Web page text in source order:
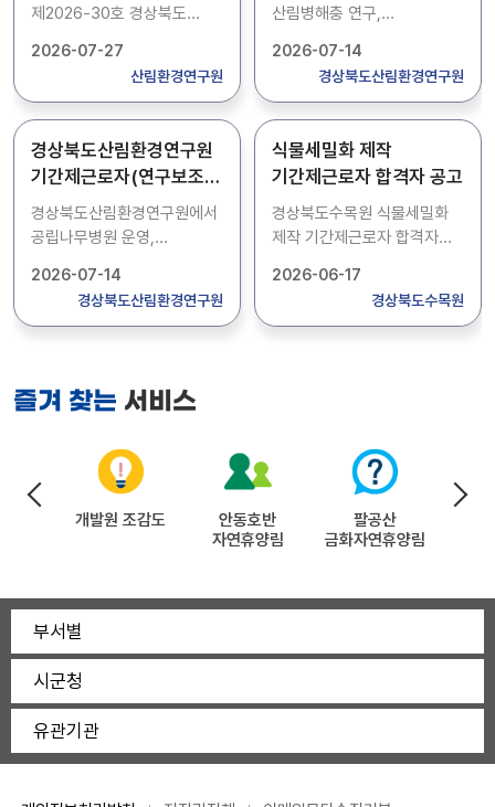
제2026-30호 경상북도
(식당조리)를 아래와 같이
채용 공고합니다. 1. 채용인원
2026.9.1.~2026.12.31.
(4개월) 4. 접수기간 : 2026.
7. 28.(화) ~ 2026. 8. 3.(월)
5. 접수방법 : 방문접수,
경상북도 산림환경연구원 1층
관리운영과(경북 경주시
통일로 367) 자세한 사항은
(문의:054-778-3812)
2026-07-27
산림환경연구원
산림병해충 연구,
보조 할 기간제근로자 1명을
모집합니다. 상세내용은
2026-07-14
경상북도산림환경연구원
경상북도산림환경연구원
기간제근로자(연구보조)
채용 공고
경상북도산림환경연구원에서
공립나무병원 운영,
농약직권등록시험 등 업무를
보조 할 기간제근로자 1명을
2026-07-14
경상북도산림환경연구원
식물세밀화 제작
기간제근로자 합격자 공고
경상북도수목원 식물세밀화
제작 기간제근로자 합격자를
합격자 : 세밀화-01 최O은
2026-06-17
경상북도수목원
즐겨 찾는 서비스
개발원 조감도
안동호반
자연휴양림
팔공산
금화자연휴양림
부서별
시군청
유관기관